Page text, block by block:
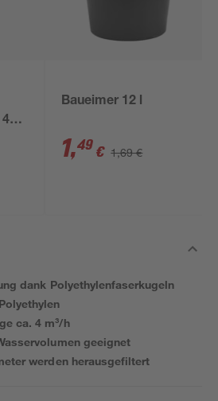
x
Baueimer 12 l
1,49 € 1,69 €
dank Polyethylenfaserkugeln
ca. 4 m³/h
geeignet
werden herausgefiltert